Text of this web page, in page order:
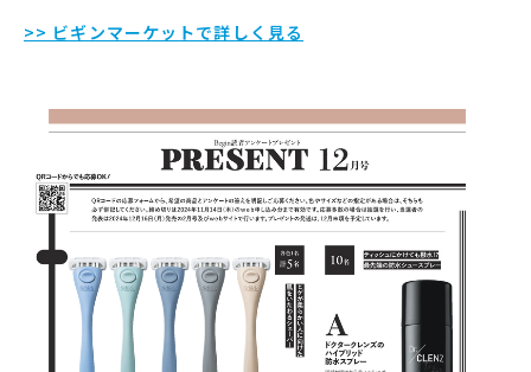
>> ビギンマーケットで詳しく見る